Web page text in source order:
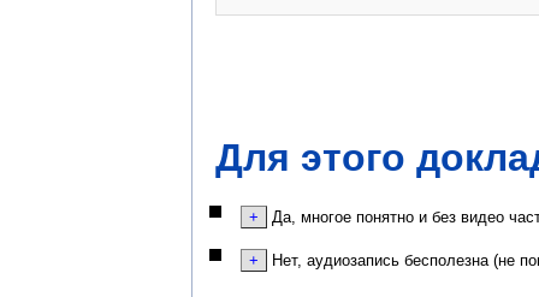
Для этого
Да, многое понятно и без видео
Нет, аудиозапись бесполезна (не